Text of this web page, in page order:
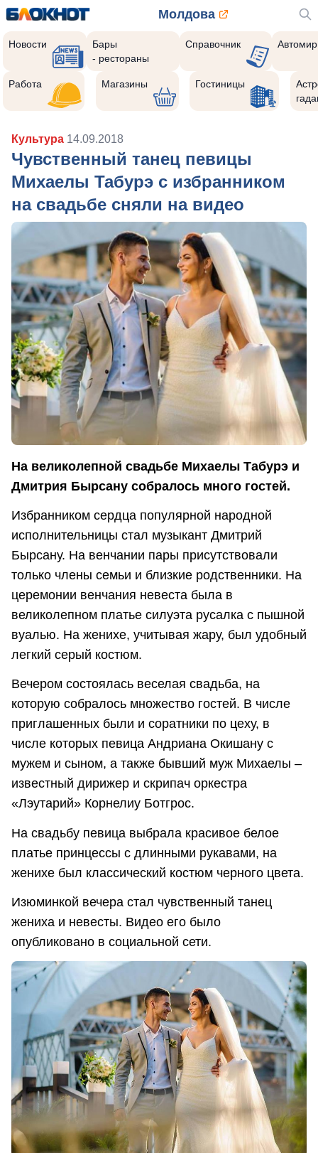
Молдова
Новости
Бары
- рестораны
Справочник Автомир
Работа Магазины Гостиницы
Культура 14.09.2018
Чувственный танец певицы
Михаелы Табурэ с избранником
на свадьбе сняли на видео
На великолепной свадьбе Михаелы Табурэ и
Дмитрия Бырсану собралось много гостей.
Избранником сердца популярной народной
исполнительницы стал музыкант Дмитрий
Бырсану. На венчании пары присутствовали
только члены семьи и близкие родственники. На
церемонии венчания невеста была в
великолепном платье силуэта русалка с пышной
вуалью. На женихе, учитывая жару, был удобный
легкий серый костюм.
Вечером состоялась веселая свадьба, на
которую собралось множество гостей. В числе
приглашенных были и соратники по цеху, в
числе которых певица Андриана Окишану с
мужем и сыном, а также бывший муж Михаелы –
известный дирижер и скрипач оркестра
«Лэутарий» Корнелиу Ботгрос.
На свадьбу певица выбрала красивое белое
платье принцессы с длинными рукавами, на
женихе был классический костюм черного цвета.
Изюминкой вечера стал чувственный танец
жениха и невесты. Видео его было
опубликовано в социальной сети.